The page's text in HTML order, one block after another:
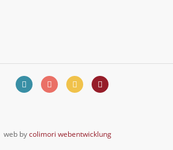
web bycolimori webentwicklung